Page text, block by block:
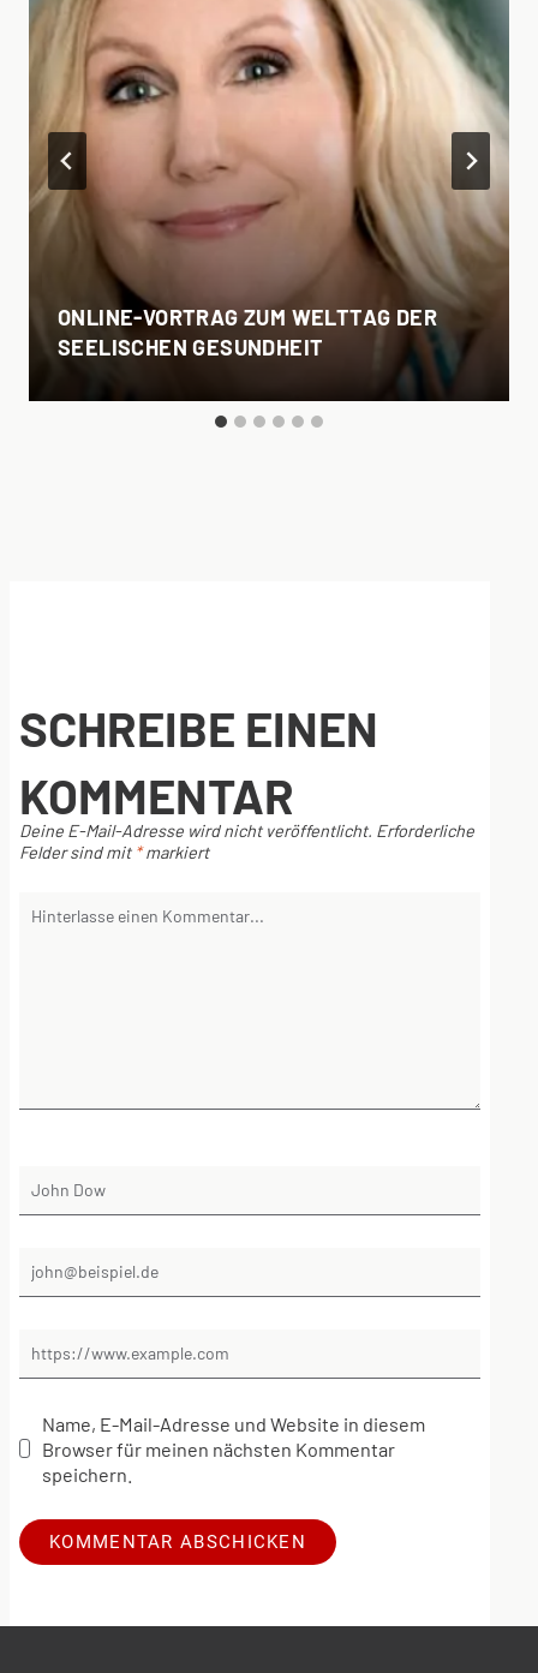
ONLINE-VORTRAG ZUM WELTTAG DER
SEELISCHEN GESUNDHEIT
SCHREIBE EINEN
KOMMENTAR
Deine E-Mail-Adresse wird nicht veröffentlicht. Erforderliche
Felder sind mit *markiert
Name, E-Mail-Adresse und Website in diesem
Browser für meinen nächsten Kommentar
speichern.